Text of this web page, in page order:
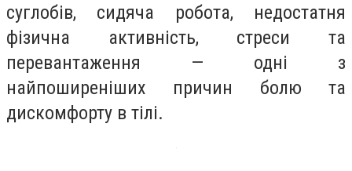
суглобів, сидяча робота, недостатня
фізична активність, стреси та
перевантаження — одні з
найпоширеніших причин болю та
дискомфорту в тілі.